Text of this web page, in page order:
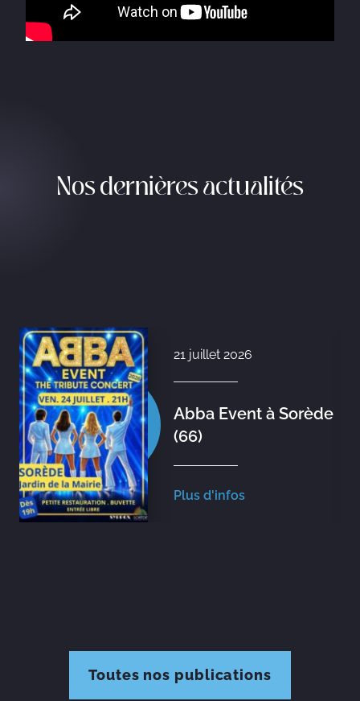
Nos dernières actualités
21 juillet 2026
Abba Event à Sorède
(66)
Plus d'infos
Toutes nos publications